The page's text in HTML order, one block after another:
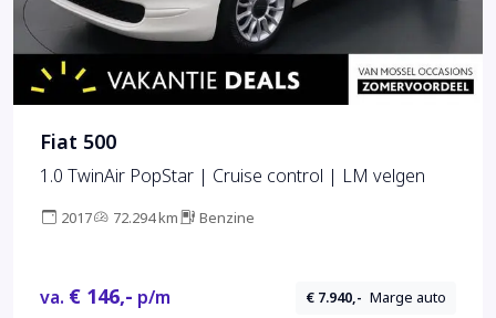
Fiat 500
1.0 TwinAir PopStar | Cruise control | LM velgen
2017 72.294 km Benzine
va. € 146,- p/m € 7.940,- Marge auto